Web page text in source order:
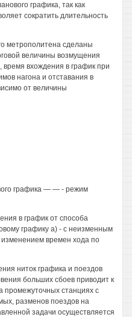
графика, так как
сократить длительность
метрополитена сделаны
величины возмущения
время вхождения в график при
нагона и отставания в
от величины
графика — — - режим
в график от способа
графику а) - с неизменным
времен хода по
ниток графика и поездов
больших сбоев приводит к
промежуточных станциях с
разменов поездов на
задачи осуществляется